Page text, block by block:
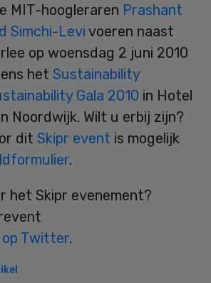
MIT-hoogleraren Prashant
Simchi-Levi voeren naast
op woensdag 2 juni 2010
het Sustainability
Gala 2010 in Hotel
Noordwijk. Wilt u erbij zijn?
dit Skipr event is mogelijk
.
het Skipr evenement?
op Twitter.